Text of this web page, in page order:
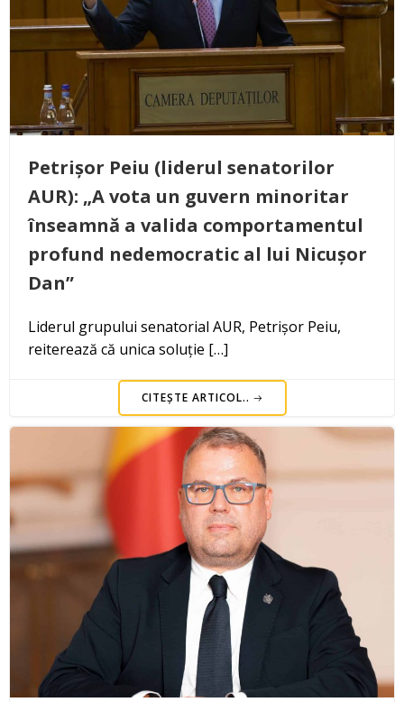
Petrișor Peiu (liderul senatorilor
AUR): „A vota un guvern minoritar
înseamnă a valida comportamentul
profund nedemocratic al lui Nicușor
Dan”
Liderul grupului senatorial AUR, Petrișor Peiu,
reiterează că unica soluție […]
CITEȘTE ARTICOL..